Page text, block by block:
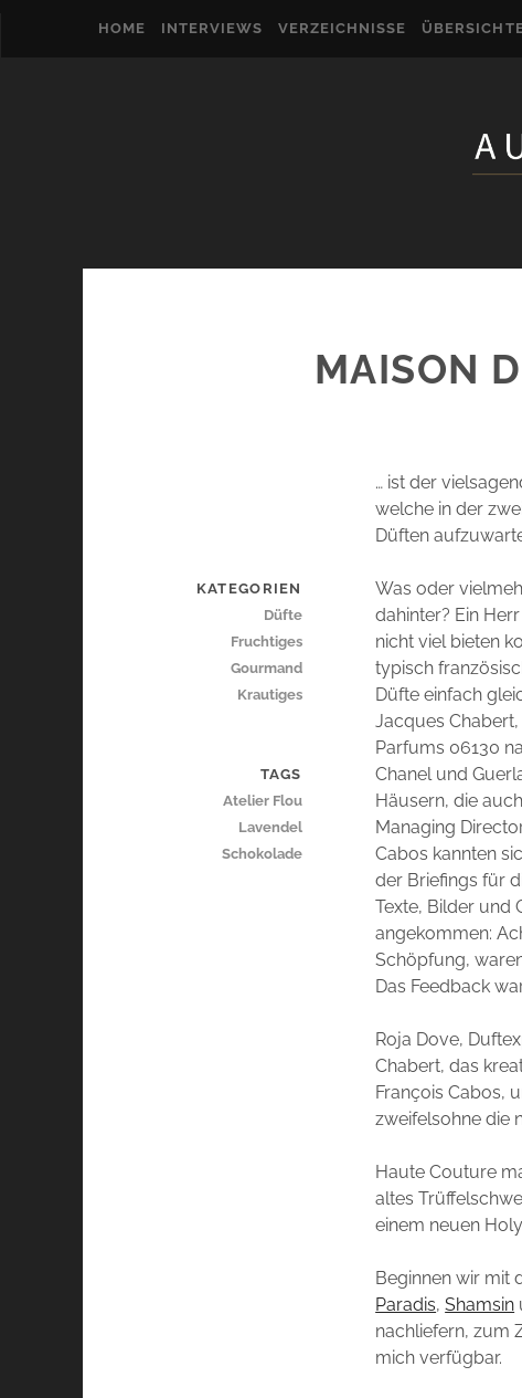
HOME INTERVIEWS VERZEICHNISSE
MAISON
… ist der
welche in der
Düften
Was oder
dahinter? Ein
nicht viel bieten
typisch
Düfte einfach
Jacques
Parfums 06130
Chanel und
Häusern, die
Managing
Cabos kannten
der Briefings für
Texte, Bilder und
angekommen:
Schöpfung,
Das Feedback
Roja Dove,
Chabert, das
François Cabos,
zweifelsohne die
Haute Couture
altes
einem neuen
Beginnen wir mit
Paradis,Shamsin
nachliefern, zum
mich verfügbar.
KATEGORIEN
Düfte
Fruchtiges
Gourmand
Krautiges
TAGS
Atelier Flou
Lavendel
Schokolade